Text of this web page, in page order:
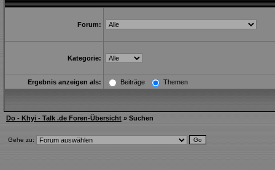
Forum:
Kategorie:
Ergebnis anzeigen als: Beiträge Themen
Do - Khyi - Talk .de Foren-Übersicht » Suchen
Gehe zu: